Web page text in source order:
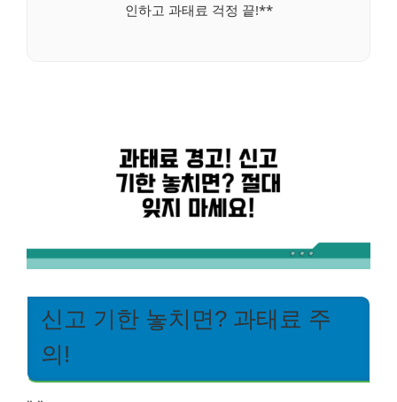
인하고 과태료 걱정 끝!**
신고 기한 놓치면? 과태료 주
의!